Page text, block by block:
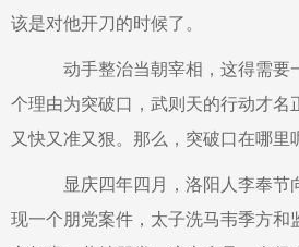
该是对他开刀的时候了。
动手整治当朝宰相，这得需要
个理由为突破口，武则天的行动才名
又快又准又狠。那么，突破口在哪里
显庆四年四月，洛阳人李奉节
现一个朋党案件，太子洗马韦季方和